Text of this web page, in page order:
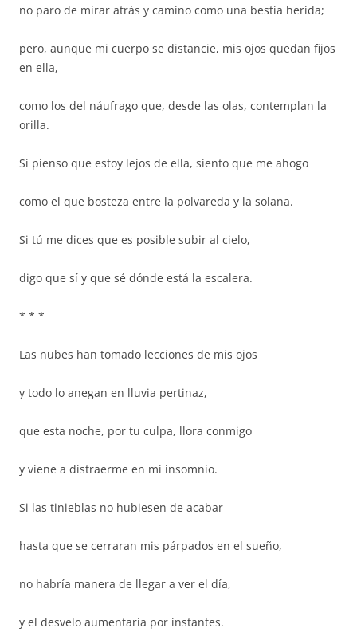
no paro de mirar atrás y camino como una bestia herida;
pero, aunque mi cuerpo se distancie, mis ojos quedan fijos
en ella,
como los del náufrago que, desde las olas, contemplan la
orilla.
Si pienso que estoy lejos de ella, siento que me ahogo
como el que bosteza entre la polvareda y la solana.
Si tú me dices que es posible subir al cielo,
digo que sí y que sé dónde está la escalera.
* * *
Las nubes han tomado lecciones de mis ojos
y todo lo anegan en lluvia pertinaz,
que esta noche, por tu culpa, llora conmigo
y viene a distraerme en mi insomnio.
Si las tinieblas no hubiesen de acabar
hasta que se cerraran mis párpados en el sueño,
no habría manera de llegar a ver el día,
y el desvelo aumentaría por instantes.